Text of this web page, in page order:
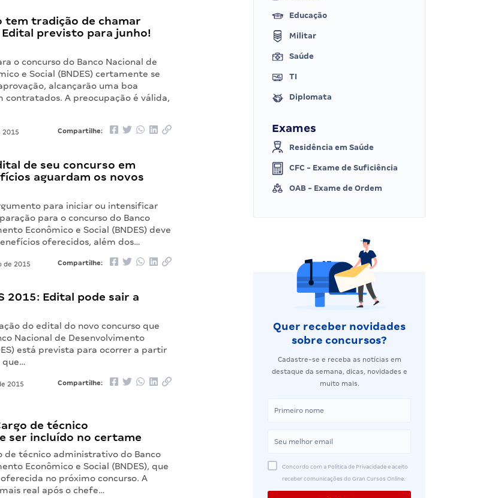
tem tradição de chamar
previsto para junho!
o concurso do Banco Nacional de
e Social (BNDES) certamente se
alcançarão uma boa
contratados. A preocupação é válida,
2015 Compartilhe:
de seu concurso em
aguardam os novos
para iniciar ou intensificar
para o concurso do Banco
Econômico e Social (BNDES) deve
oferecidos, além dos…
de 2015 Compartilhe:
2015: Edital pode sair a
do edital do novo concurso que
Nacional de Desenvolvimento
está prevista para ocorrer a partir
que…
2015 Compartilhe:
de técnico
ser incluído no certame
de técnico administrativo do Banco
Econômico e Social (BNDES), que
no próximo concurso. A
real após o chefe…
Educação
Militar
Saúde
TI
Diplomata
Exames
Residência em Saúde
CFC - Exame de Suficiência
OAB - Exame de Ordem
Quer receber novidades
sobre concursos?
Cadastre-se e receba as notícias em
destaque da semana, dicas, novidades e
muito mais.
Concordo com a Política de Privacidade e aceito
receber comunicações do Gran Cursos Online.